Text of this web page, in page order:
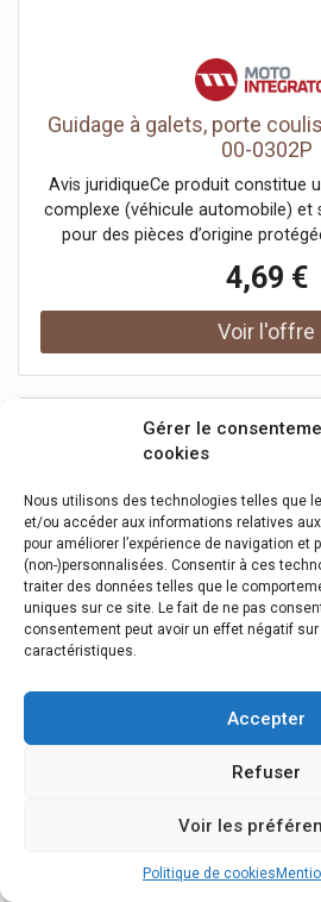
Gérer le
cookies
Nous utilisons des technologies telles que
et/ou accéder aux informations relatives
pour améliorer l’expérience de navigation et
(non-)personnalisées. Consentir à ces
traiter des données telles que le
uniques sur ce site. Le fait de ne pas
consentement peut avoir un effet négatif
caractéristiques.
Accepter
Refuser
Voir les
Politique de cookies
Guidage à galets, porte
00-0302P
Avis juridiqueCe produit constitue
complexe (véhicule automobile) et
pour des pièces d’origine
garantit et s’engage à ce que ni
clients ou partenaires
mentionnées à d’autres fins que
réparation du produit complexe,
4,69 €
00-0296P